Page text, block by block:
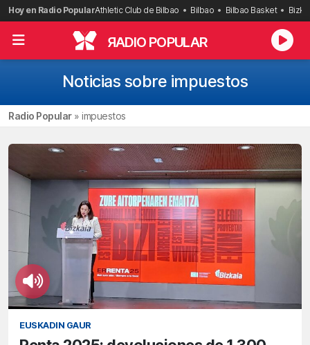
Saltar
al
contenido
Hoy en Radio PopularAthletic Club de Bilbao Bilbao Bilbao Basket
RADIO POPULAR
Noticias sobre impuestos
Radio Popular» impuestos
EUSKADIN GAUR